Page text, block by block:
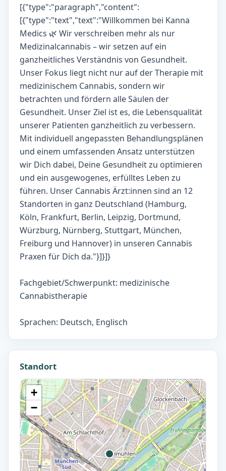
[{"type":"paragraph","content":
[{"type":"text","text":"Willkommen bei Kanna
Medics 🌿 Wir verschreiben mehr als nur
Medizinalcannabis – wir setzen auf ein
ganzheitliches Verständnis von Gesundheit.
Unser Fokus liegt nicht nur auf der Therapie mit
medizinischem Cannabis, sondern wir
betrachten und fördern alle Säulen der
Gesundheit. Unser Ziel ist es, die Lebensqualität
unserer Patienten ganzheitlich zu verbessern.
Mit individuell angepassten Behandlungsplänen
und einem umfassenden Ansatz unterstützen
wir Dich dabei, Deine Gesundheit zu optimieren
und ein ausgewogenes, erfülltes Leben zu
führen. Unser Cannabis Ärzt:innen sind an 12
Standorten in ganz Deutschland (Hamburg,
Köln, Frankfurt, Berlin, Leipzig, Dortmund,
Würzburg, Nürnberg, Stuttgart, München,
Freiburg und Hannover) in unseren Cannabis
Praxen für Dich da."}]}]}
Fachgebiet/Schwerpunkt: medizinische
Cannabistherapie
Sprachen: Deutsch, Englisch
Standort
+
−